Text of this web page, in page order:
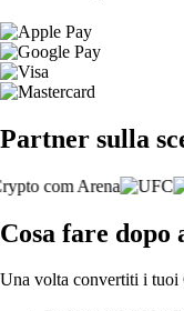
Partner sulla
Cosa fare
Una volta convertiti i